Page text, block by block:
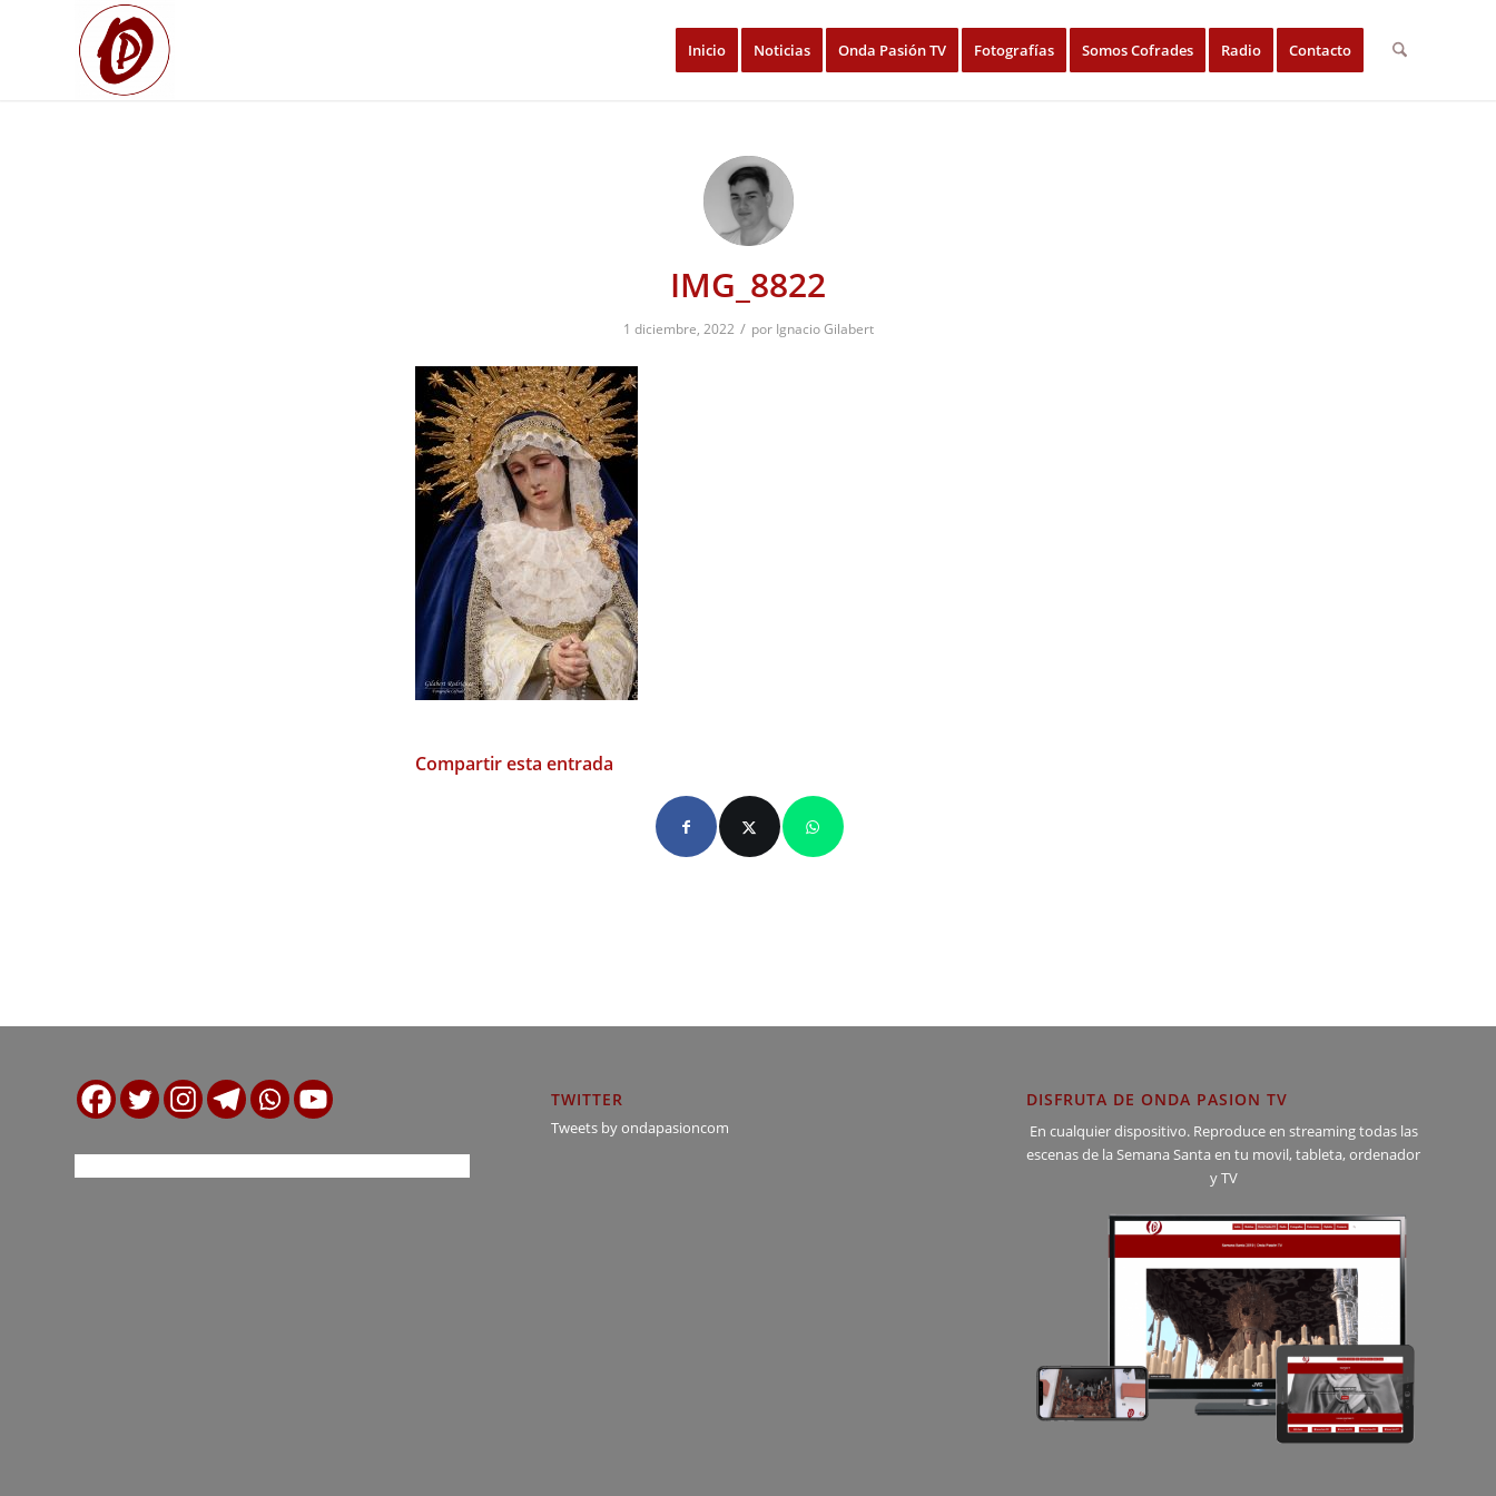
Inicio Noticias Onda Pasión TV Fotografías Somos Cofrades Radio Contacto
IMG_8822
1 diciembre, 2022 / por Ignacio Gilabert
Compartir esta entrada
TWITTER
Tweets by ondapasioncom
DISFRUTA DE ONDA PASION TV
En cualquier dispositivo. Reproduce en streaming todas las
escenas de la Semana Santa en tu movil, tableta, ordenador
y TV